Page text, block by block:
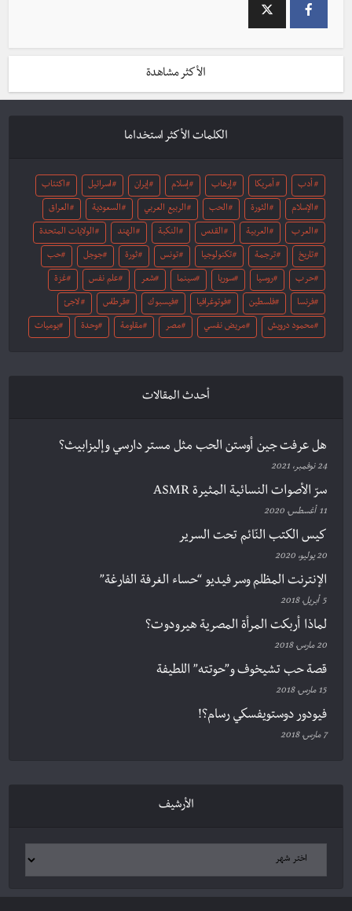
الأكثر مشاهدة
الكلمات الأكثر استخداما
أدب أمريكا إرهاب إسلام إيران اسرائيل اكتئاب
الإسلام الثورة الحب الربيع العربي السعودية العراق
العرب العربية القدس النكبة الهند الولايات المتحدة
تاريخ ترجمة تكنولوجيا تونس ثورة جوجل حب
حرب روسيا سوريا سينما شعر علم نفس غزة
فرنسا فلسطين فوتوغرافيا فيسبوك قرطاس لاجئ
محمود درويش مريض نفسي مصر مقاومة وحدة يوميات
أحدث المقالات
هل عرفت جين أوستن الحب مثل مستر دارسي وإليزابيث؟
24 نوفمبر، 2021
سرّ الأصوات النسائية المثيرة ASMR
11 أغسطس، 2020
كيس الكتب النّائم تحت السرير
20 يوليو، 2020
الإنترنت المظلم وسر فيديو “حساء الغرفة الفارغة”
5 أبريل، 2018
لماذا أربكت المرأة المصرية هيرودوت؟
20 مارس، 2018
قصة حب تشيخوف و”حوتته” اللطيفة
15 مارس، 2018
فيودور دوستويفسكي رسام؟!
7 مارس، 2018
الأرشيف